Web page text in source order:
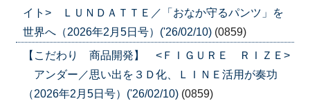
イト> ＬＵＮＤＡＴＴＥ／「おなか守るパンツ」を
世界へ（2026年2月5日号）('26/02/10) (0859)
【こだわり 商品開発】 <ＦＩＧＵＲＥ ＲＩＺＥ>
アンダー／思い出を３Ｄ化、ＬＩＮＥ活用が奏功
（2026年2月5日号）('26/02/10) (0859)